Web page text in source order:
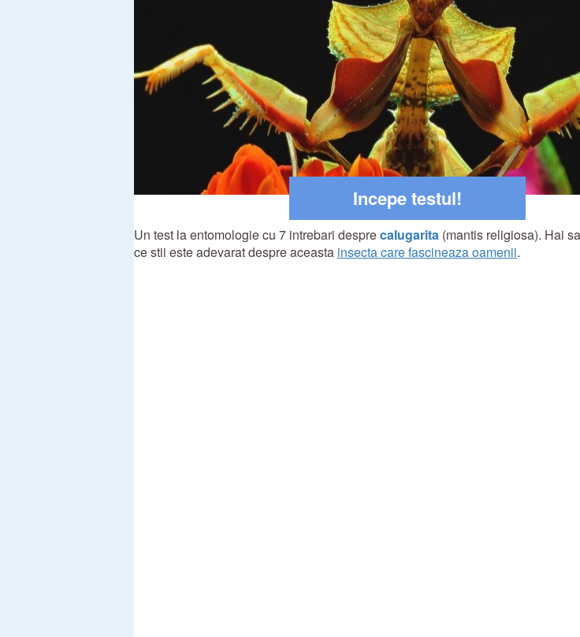
Incepe testul!
Un test la entomologie cu 7 intrebari desprecalugarita (mantis religiosa). Hai
ce stii este adevarat despre aceasta insecta care fascineaza oamenii.